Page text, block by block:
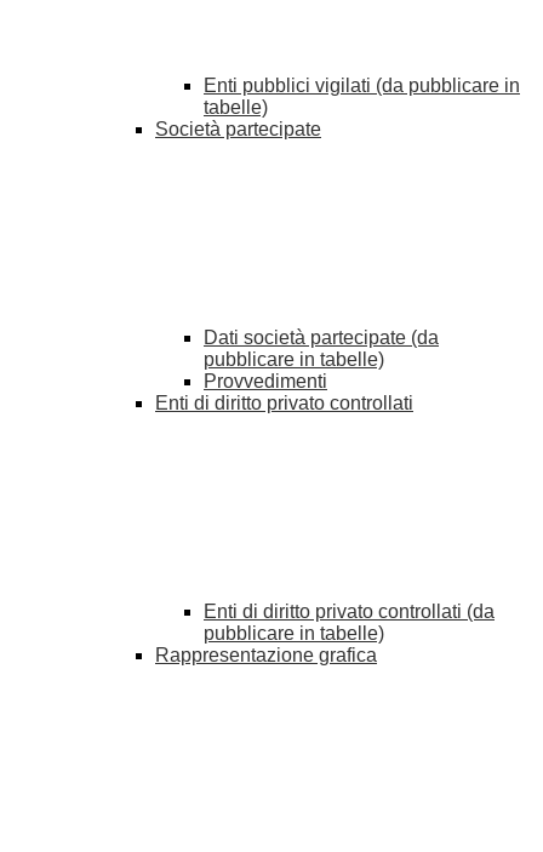
Enti pubblici vigilati (da pubblicare in
tabelle)
Società partecipate
Dati società partecipate (da
pubblicare in tabelle)
Provvedimenti
Enti di diritto privato controllati
Enti di diritto privato controllati (da
pubblicare in tabelle)
Rappresentazione grafica